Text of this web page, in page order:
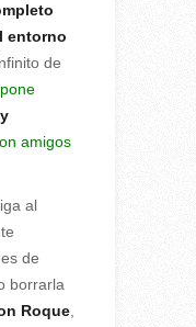
entorno
de
amigos
al
de
borrarla
Roque,